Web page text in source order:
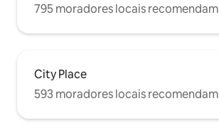
795 moradores locais recomendam
City Place
593 moradores locais recomendam